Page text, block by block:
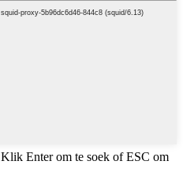
Klik Enter om te soek of ESC om